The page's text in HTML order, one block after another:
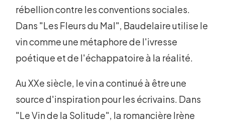
rébellion contre les conventions sociales.
Dans "Les Fleurs du Mal", Baudelaire utilise le
vin comme une métaphore de l'ivresse
poétique et de l'échappatoire à la réalité.
Au XXe siècle, le vin a continué à être une
source d'inspiration pour les écrivains. Dans
"Le Vin de la Solitude", la romancière Irène